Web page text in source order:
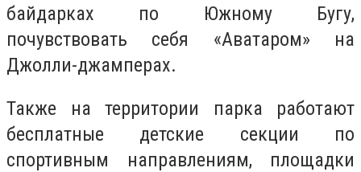
байдарках по Южному Бугу,
почувствовать себя «Аватаром» на
Джолли-джамперах.
Также на территории парка работают
бесплатные детские секции по
спортивным направлениям, площадки